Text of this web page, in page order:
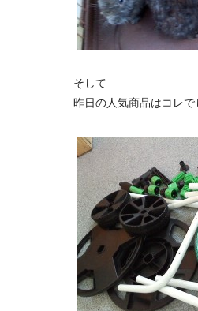
そして
昨日の人気商品はコレで